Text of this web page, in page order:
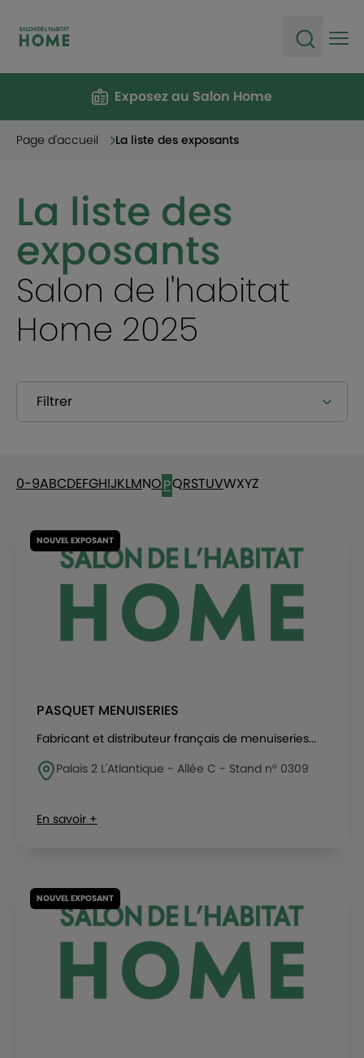
Exposez au Salon Home
Page d'accueil La liste des exposants
La liste des
exposants
Salon de l'habitat
Home 2025
Filtrer
0-9ABCDEFGHIJKLMNOPQRSTUVWXYZ
NOUVEL EXPOSANT
PASQUET MENUISERIES
Fabricant et distributeur français de menuiseries...
Palais 2 L'Atlantique - Allée C - Stand n° 0309
En savoir +
NOUVEL EXPOSANT